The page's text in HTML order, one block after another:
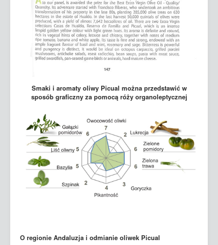
Smaki i aromaty oliwy Picual można przedstawić w
sposób graficzny za pomocą róży organoleptycznej
O regionie Andaluzja i odmianie oliwek Picual